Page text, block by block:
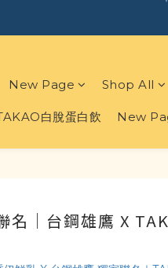
New Page Shop All
白脫蛋白飲 New
名｜台鋼雄鷹 X